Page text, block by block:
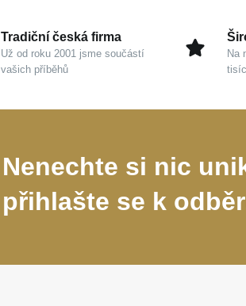
Tradiční česká firma
Už od roku 2001 jsme součástí
vašich příběhů
Na
Nenechte si nic
přihlašte se k